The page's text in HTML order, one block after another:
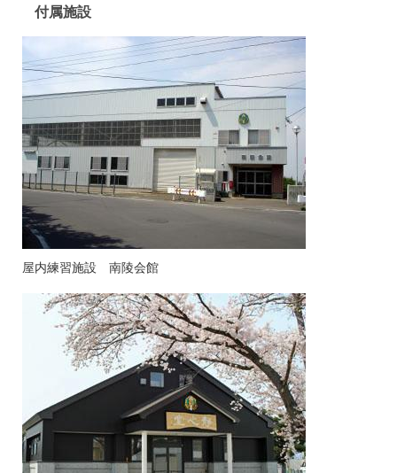
付属施設
屋内練習施設 南陵会館